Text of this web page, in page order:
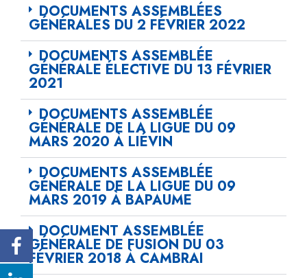
DOCUMENTS ASSEMBLÉES
GÉNÉRALES DU 2 FÉVRIER 2022
DOCUMENTS ASSEMBLÉE
GÉNÉRALE ÉLECTIVE DU 13 FÉVRIER
2021
DOCUMENTS ASSEMBLÉE
GÉNÉRALE DE LA LIGUE DU 09
MARS 2020 À LIÉVIN
DOCUMENTS ASSEMBLÉE
GÉNÉRALE DE LA LIGUE DU 09
MARS 2019 À BAPAUME
DOCUMENT ASSEMBLÉE
GÉNÉRALE DE FUSION DU 03
FÉVRIER 2018 À CAMBRAI